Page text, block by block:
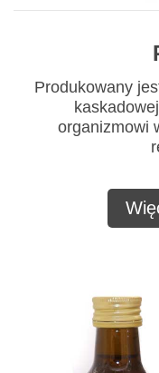
Produkowany
organizmowi